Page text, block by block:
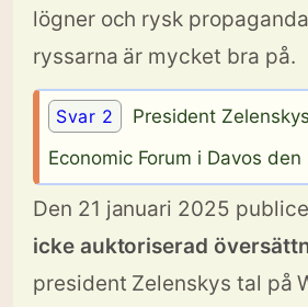
lögner och rysk
ryssarna är mycket bra på.
Svar 2
President
Economic Forum i Davos
Den 21 januari 2025
icke auktoriserad
president Zelenskys tal på